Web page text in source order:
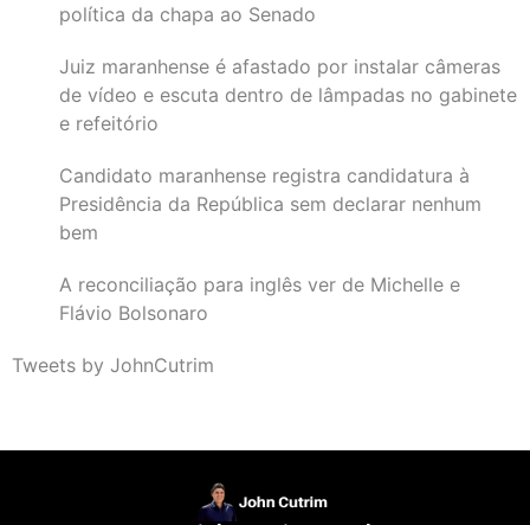
política da chapa ao Senado
Juiz maranhense é afastado por instalar câmeras
de vídeo e escuta dentro de lâmpadas no gabinete
e refeitório
Candidato maranhense registra candidatura à
Presidência da República sem declarar nenhum
bem
A reconciliação para inglês ver de Michelle e
Flávio Bolsonaro
Tweets by JohnCutrim